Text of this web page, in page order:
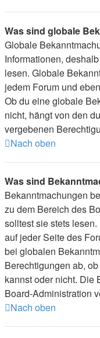
Was sind globale
Globale
Informationen,
lesen. Globale
jedem Forum und
Ob du eine globale
nicht, hängt von den
vergebenen
Nach oben
Was sind
Bekanntmachungen
zu dem Bereich des
solltest sie stets
auf jeder Seite des
bei globalen
Berechtigungen ab,
kannst oder nicht. Die
Board-Administration
Nach oben